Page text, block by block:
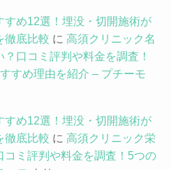
め12選！埋没・切開施術が
徹底比較 に 高須クリニック名
口コミ評判や料金を調査！
すめ理由を紹介 – プチーモ
め12選！埋没・切開施術が
徹底比較 に 高須クリニック栄
コミ評判や料金を調査！5つの